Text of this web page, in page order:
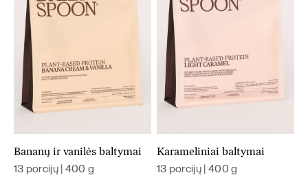
Bananų ir vanilės baltymai
13 porcijų | 400 g
Karameliniai baltymai
13 porcijų | 400 g